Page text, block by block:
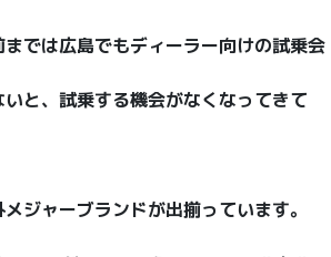
では広島でもディーラー向けの試乗会
と、試乗する機会がなくなってきて
ジャーブランドが出揃っています。